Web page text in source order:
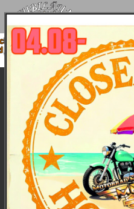
von 4. bis 15.08. Sommerpause
18.08. wieder mit voller Power für
Low Rider ST 2025
Bike & Bilder
Hauptmerkmale
Daten
Farben und Preise
Preise gütig 2025all
Nebenkosten*)